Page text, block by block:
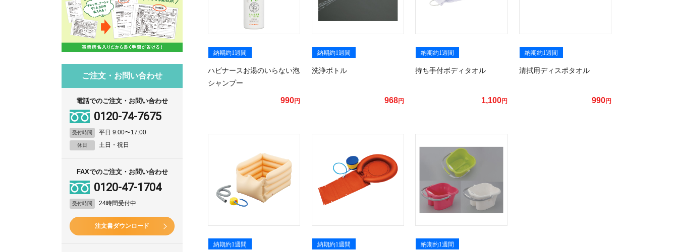
ご注文・お問い合わせ
電話でのご注文・お問い合わせ
0120-74-7675
受付時間 平日 9:00〜17:00
休日 土日・祝日
FAXでのご注文・お問い合わせ
0120-47-1704
受付時間 24時間受付中
注文書ダウンロード
納期約1週間
ハビナースお湯のいらない泡
シャンプー
990円
納期約1週間
洗浄ボトル
968円
納期約1週間
持ち手付ボディタオル
1,100円
納期約1週間
清拭用ディスポタオル
990円
納期約1週間 納期約1週間 納期約1週間